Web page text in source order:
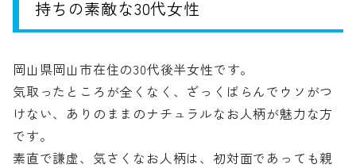
持ちの素敵な30代女性
岡山県岡山市在住の30代後半女性です。
気取ったところが全くなく、ざっくばらんでウソがつ
けない、ありのままのナチュラルなお人柄が魅力な方
です。
素直で謙虚、気さくなお人柄は、初対面であっても親